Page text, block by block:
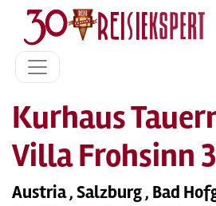
Kurhaus
Villa Frohsinn
Austria , Salzburg , Bad